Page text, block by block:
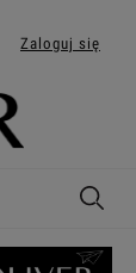
Zaloguj się